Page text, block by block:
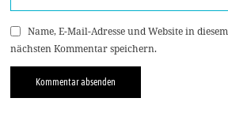
Name, E-Mail-Adresse und Website in
nächsten Kommentar speichern.